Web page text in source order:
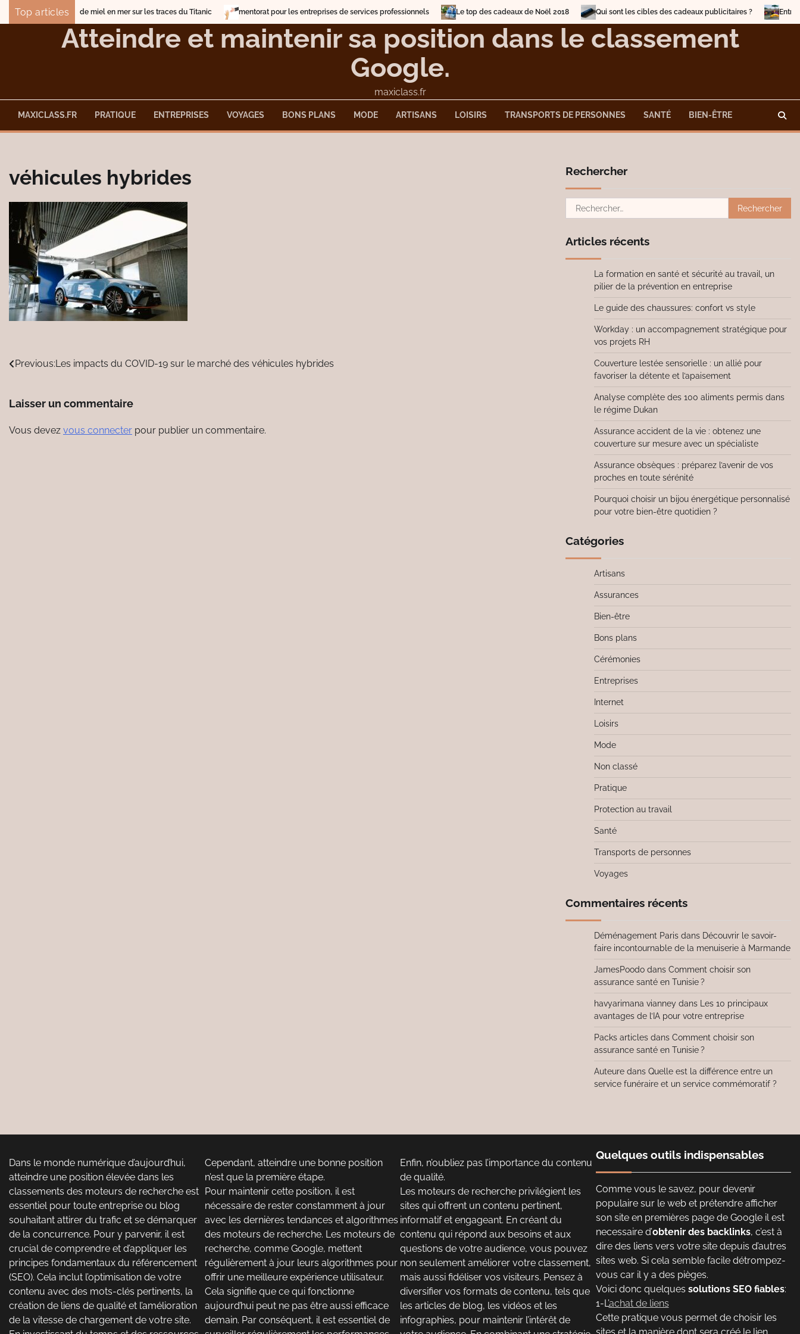
SkipTop articles
Lune de miel en mer sur les traces du Titanic mentorat pour les entreprises de services professionnels Le top des cadeaux de Noël 2018 Qui sont les cibles des cadeaux publicitaires ? Entrainez-
Atteindre et maintenir sa position dans le classement
Google.
maxiclass.fr
MAXICLASS.FR PRATIQUE ENTREPRISES VOYAGES BONS PLANS MODE ARTISANS LOISIRS TRANSPORTS DE PERSONNES SANTÉ BIEN-ÊTRE
véhicules hybrides
Navigation
l’article
Previous:Les impacts du COVID-19 sur le marché des véhicules hybrides
Laisser un commentaire
Vous devez vous connecter pour publier un commentaire.
Rechercher
Rechercher :
Articles récents
La formation en santé et sécurité au travail, un
pilier de la prévention en entreprise
Le guide des chaussures: confort vs style
Workday : un accompagnement stratégique pour
vos projets RH
Couverture lestée sensorielle : un allié pour
favoriser la détente et l’apaisement
Analyse complète des 100 aliments permis dans
le régime Dukan
Assurance accident de la vie : obtenez une
couverture sur mesure avec un spécialiste
Assurance obsèques : préparez l’avenir de vos
proches en toute sérénité
Pourquoi choisir un bijou énergétique personnalisé
pour votre bien-être quotidien ?
Catégories
Artisans
Assurances
Bien-être
Bons plans
Cérémonies
Entreprises
Internet
Loisirs
Mode
Non classé
Pratique
Protection au travail
Santé
Transports de personnes
Voyages
Commentaires récents
Déménagement Parisdans Découvrir le savoir-
faire incontournable de la menuiserie à Marmande
JamesPoododans Comment choisir son
assurance santé en Tunisie ?
havyarimana vianneydans
Les 10 principaux
avantages de l’IA pour votre entreprise
Packs articlesdans Comment choisir son
assurance santé en Tunisie ?
Auteuredans Quelle est la différence entre un
service funéraire et un service commémoratif ?
Dans le monde numérique d’aujourd’hui,
atteindre une position élevée dans les
classements des moteurs de recherche est
essentiel pour toute entreprise ou blog
souhaitant attirer du trafic et se démarquer
de la concurrence. Pour y parvenir, il est
crucial de comprendre et d’appliquer les
principes fondamentaux du référencement
(SEO). Cela inclut l’optimisation de votre
contenu avec des mots-clés pertinents, la
création de liens de qualité et l’amélioration
de la vitesse de chargement de votre site.
Cependant, atteindre une bonne position
n’est que la première étape.
Pour maintenir cette position, il est
nécessaire de rester constamment à jour
avec les dernières tendances et algorithmes
des moteurs de recherche. Les moteurs de
recherche, comme Google, mettent
régulièrement à jour leurs algorithmes pour
offrir une meilleure expérience utilisateur.
Cela signifie que ce qui fonctionne
aujourd’hui peut ne pas être aussi efficace
demain. Par conséquent, il est essentiel de
Enfin, n’oubliez pas l’importance du contenu
de qualité.
Les moteurs de recherche privilégient les
sites qui offrent un contenu pertinent,
informatif et engageant. En créant du
contenu qui répond aux besoins et aux
questions de votre audience, vous pouvez
non seulement améliorer votre classement,
mais aussi fidéliser vos visiteurs. Pensez à
diversifier vos formats de contenu, tels que
les articles de blog, les vidéos et les
infographies, pour maintenir l’intérêt de
Quelques outils indispensables
Comme vous le savez, pour devenir
populaire sur le web et prétendre afficher
son site en premières page de Google il est
necessaire d’obtenir des backlinks, c’est à
dire des liens vers votre site depuis d’autres
sites web. Si cela semble facile détrompez-
vous car il y a des pièges.
Voici donc quelques solutions SEO fiables:
1-L’achat de liens
Cette pratique vous permet de choisir les